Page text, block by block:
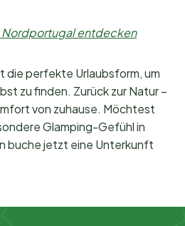
entdecken
die perfekte Urlaubsform, um
zu finden. Zurück zur Natur –
von zuhause. Möchtest
Glamping-Gefühl in
buche jetzt eine Unterkunft